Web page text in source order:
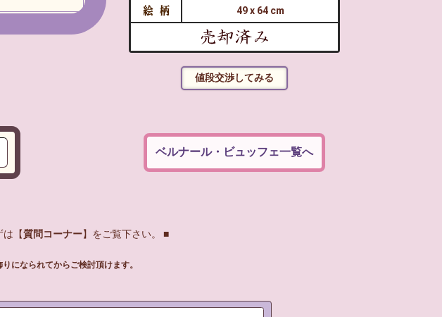
49 x 64 cm
ベルナール・ビュッフェ一覧へ
は【質問コーナー】をご覧下さい。 ■
になられてからご検討頂けます。